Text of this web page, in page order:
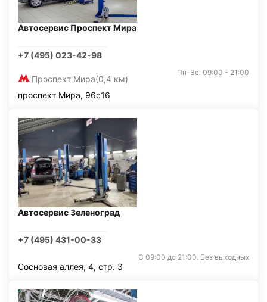
Автосервис Проспект Мира
+7 (495) 023-42-98
Проспект Мира(0,4 км)
Пн-Вс: 09:00 - 21:00
проспект Мира, 96с16
Автосервис Зеленоград
+7 (495) 431-00-33
С 09:00 до 21:00. Без выходных
Сосновая аллея, 4, стр. 3